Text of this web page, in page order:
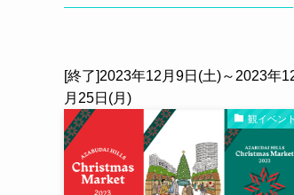
[終了]2023年12月9日(土)～2023年
月25日(月)
観イベン